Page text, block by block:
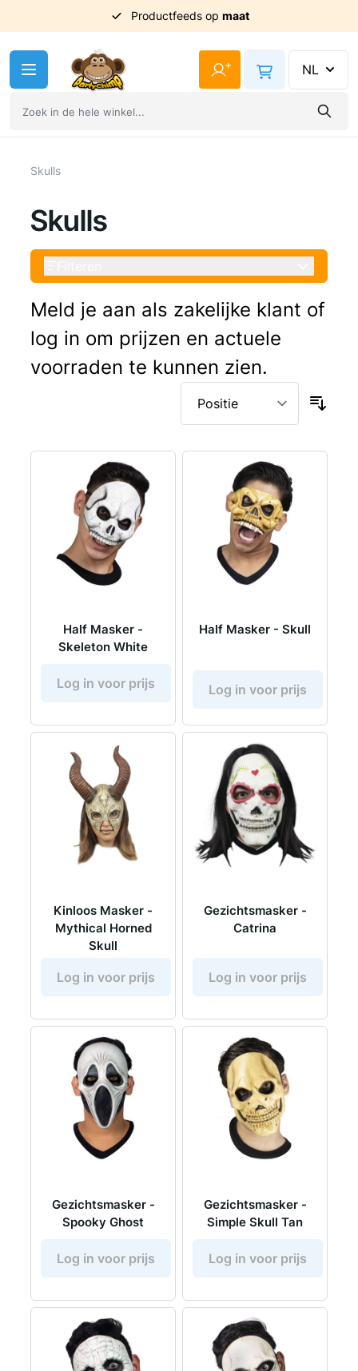
Productfeeds op maat
Uitvoorraadgeleverd
+ NL
Skulls
Skulls
Meld je aan als zakelijke klant of
log in om prijzen en actuele
voorraden te kunnen zien.
Half Masker -
Skeleton White
Log in voor prijs
Half Masker - Skull
Log in voor prijs
Kinloos Masker -
Mythical Horned
Skull
Log in voor prijs
Gezichtsmasker -
Catrina
Log in voor prijs
Gezichtsmasker -
Spooky Ghost
Log in voor prijs
Gezichtsmasker -
Simple Skull Tan
Log in voor prijs